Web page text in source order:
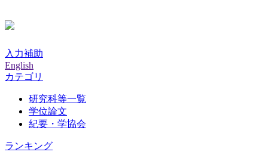
入力補助
English
カテゴリ
研究科等一覧
学位論文
紀要・学協会
ランキング